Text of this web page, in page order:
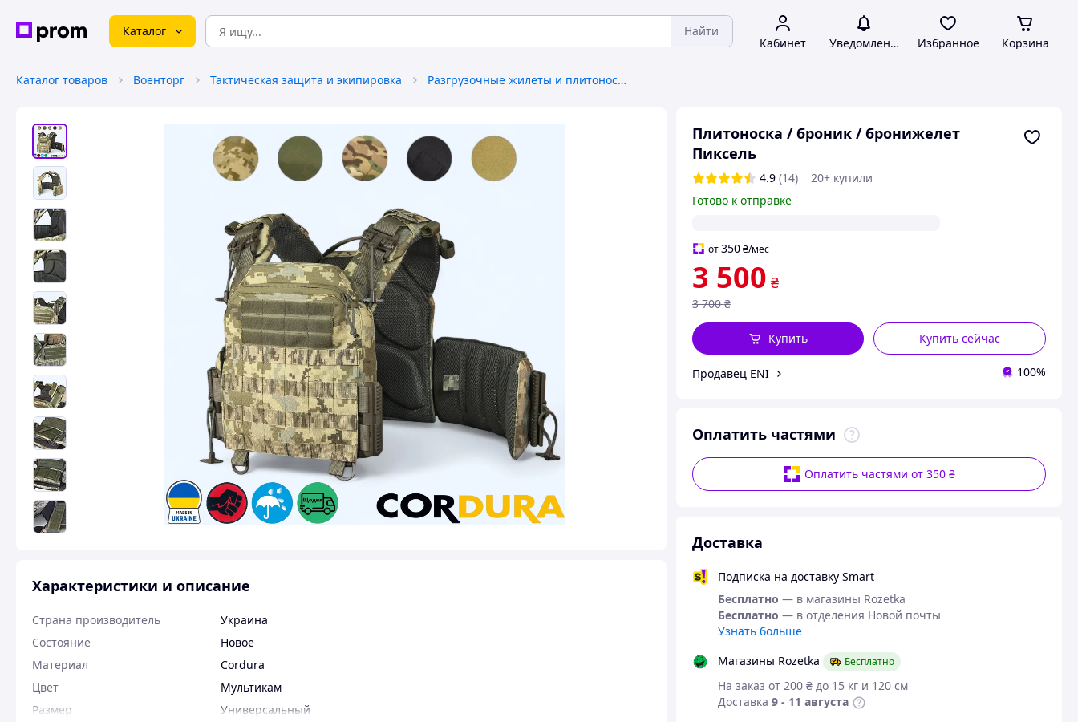
Каталог Найти
Кабинет Уведомления Избранное Корзина
Каталог товаров Военторг Тактическая защита и экипировка Разгрузочные жилеты и плитоноски без плит
Плитоноска / броник / бронижелет
Пиксель
4.9 (14)
20+ купили
Готово к отправке
от350 ₴/мес
3 500 ₴
3 700 ₴
Купить сейчас
Купить
Продавец ENI 100%
Оплатить частями
Оплатить частями от 350 ₴
Доставка
Подписка на доставку Smart
Бесплатно — в магазины Rozetka
Бесплатно — в отделения Новой почты
Узнать больше
Магазины Rozetka
Бесплатно
На заказ от 200 ₴ до 15 кг и 120 см
Доставка 9 - 11 августа
Характеристики и описание
Страна производитель
Украина
Состояние
Новое
Материал
Cordura
Цвет
Мультикам
Размер
Универсальный